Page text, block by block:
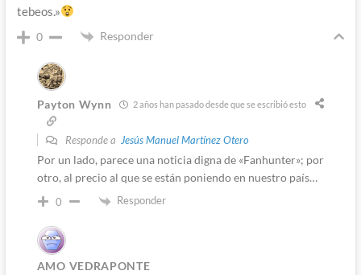
tebeos.»
0 Responder
Payton Wynn 2 años han pasado desde que se escribió esto
Responde a Jesús Manuel Martínez Otero
Por un lado, parece una noticia digna de «Fanhunter»; por
otro, al precio al que se están poniendo en nuestro país…
0 Responder
AMO VEDRAPONTE